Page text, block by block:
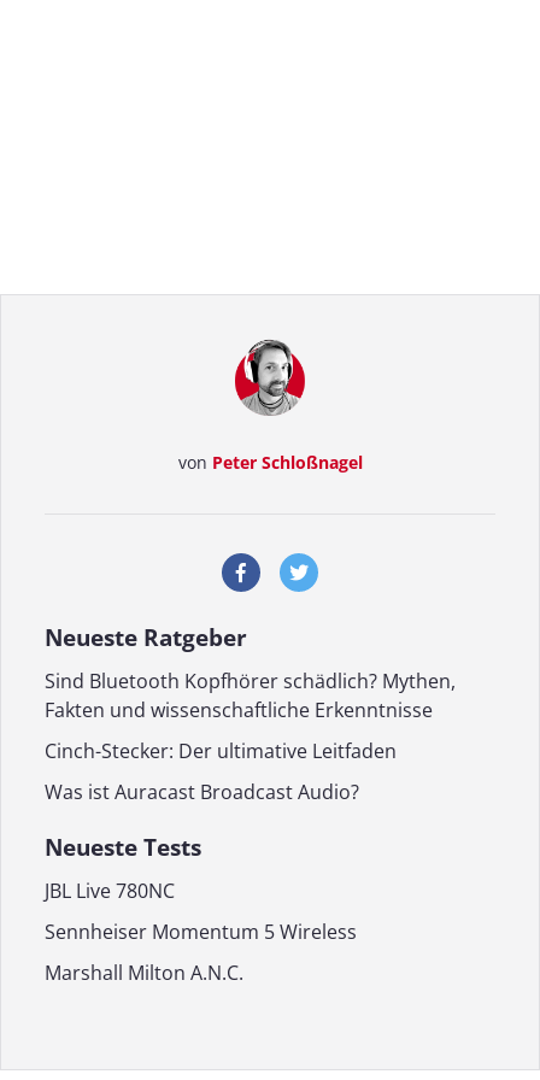
von Peter Schloßnagel
Neueste Ratgeber
Sind Bluetooth Kopfhörer schädlich? Mythen,
Fakten und wissenschaftliche Erkenntnisse
Cinch-Stecker: Der ultimative Leitfaden
Was ist Auracast Broadcast Audio?
Neueste Tests
JBL Live 780NC
Sennheiser Momentum 5 Wireless
Marshall Milton A.N.C.